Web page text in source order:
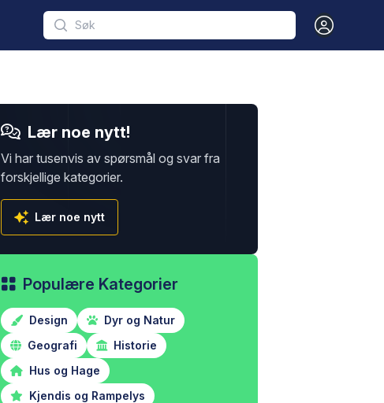
Open user
Lær noe nytt!
Vi har tusenvis av spørsmål og svar fra
forskjellige kategorier.
Lær noe nytt
Populære Kategorier
Design
Dyr og Natur
Geografi
Historie
Hus og Hage
Kjendis og Rampelys